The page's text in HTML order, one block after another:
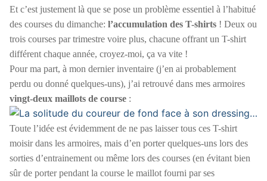
Et c’est justement là que se pose un problème essentiel à l’habitué
des courses du dimanche: l’accumulation des T-shirts ! Deux ou
trois courses par trimestre voire plus, chacune offrant un T-shirt
différent chaque année, croyez-moi, ça va vite !
Pour ma part, à mon dernier inventaire (j’en ai probablement
perdu ou donné quelques-uns), j’ai retrouvé dans mes armoires
vingt-deux maillots de course :
Toute l’idée est évidemment de ne pas laisser tous ces T-shirt
moisir dans les armoires, mais d’en porter quelques-uns lors des
sorties d’entrainement ou même lors des courses (en évitant bien
sûr de porter pendant la course le maillot fourni par ses